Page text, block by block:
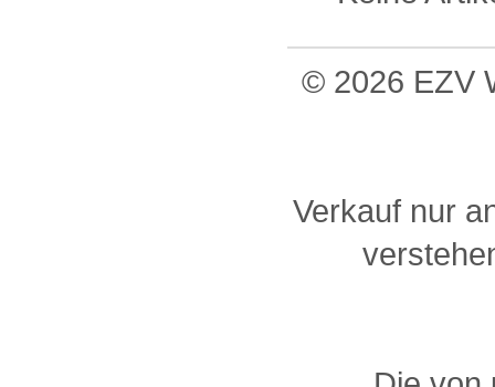
© 2026 EZV
Verkauf nur